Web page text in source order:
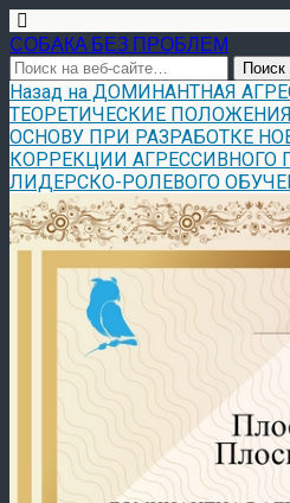
СОБАКА БЕЗ ПРОБЛЕМ
Назад на ДОМИНАНТНАЯ
ТЕОРЕТИЧЕСКИЕ
ОСНОВУ ПРИ РАЗРАБОТКЕ
КОРРЕКЦИИ АГРЕССИВНОГО
ЛИДЕРСКО-РОЛЕВОГО